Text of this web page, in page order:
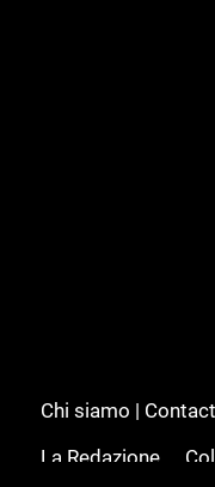
Chi siamo |
La Redazione